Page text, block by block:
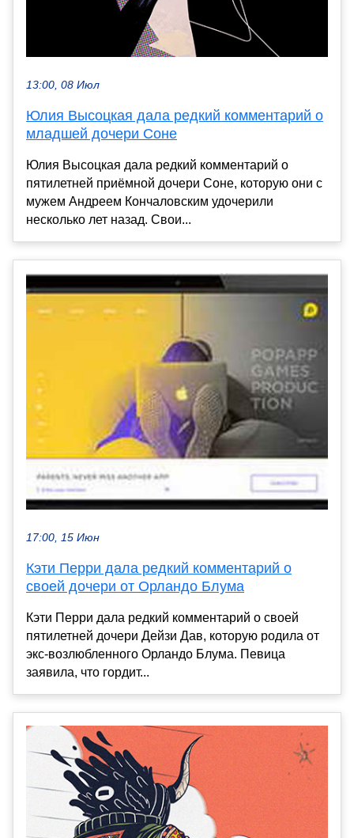
13:00, 08 Июл
Юлия Высоцкая дала редкий комментарий о
младшей дочери Соне
Юлия Высоцкая дала редкий комментарий о
пятилетней приёмной дочери Соне, которую они с
мужем Андреем Кончаловским удочерили
несколько лет назад. Свои...
17:00, 15 Июн
Кэти Перри дала редкий комментарий о
своей дочери от Орландо Блума
Кэти Перри дала редкий комментарий о своей
пятилетней дочери Дейзи Дав, которую родила от
экс-возлюбленного Орландо Блума. Певица
заявила, что гордит...